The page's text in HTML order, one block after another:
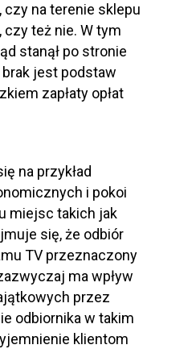
na terenie sklepu
też nie. W tym
stanął po stronie
brak jest podstaw
zapłaty opłat
na przykład
i pokoi
miejsc takich jak
się, że odbiór
TV przeznaczony
ma wpływ
przez
odbiornika w takim
klientom